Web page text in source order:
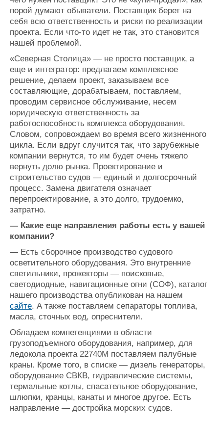
порой думают обыватели. Поставщик берет на
себя всю ответственность и риски по реализации
проекта. Если что-то идет не так, это становится
нашей проблемой.
«Северная Столица» — не просто поставщик, а
еще и интегратор: предлагаем комплексное
решение, делаем проект, заказываем все
составляющие, дорабатываем, поставляем,
проводим сервисное обслуживание, несем
юридическую ответственность за
работоспособность комплекса оборудования.
Словом, сопровождаем во время всего жизненного
цикла. Если вдруг случится так, что зарубежные
компании вернутся, то им будет очень тяжело
вернуть долю рынка. Проектирование и
строительство судов — единый и долгосрочный
процесс. Замена двигателя означает
перепроектирование, а это долго, трудоемко,
затратно.
— Какие еще направления работы есть у вашей
компании?
— Есть сборочное производство судового
осветительного оборудования. Это внутренние
светильники, прожекторы — поисковые,
светодиодные, навигационные огни (СОФ), каталог
нашего производства опубликован на нашем
сайте. А также поставляем сепараторы топлива,
масла, сточных вод, опреснители.
Обладаем компетенциями в области
грузоподъемного оборудования, например, для
ледокола проекта 22740М поставляем палубные
краны. Кроме того, в списке — дизель генераторы,
оборудование СВКВ, гидравлические системы,
термальные котлы, спасательное оборудование,
шлюпки, кранцы, канаты и многое другое. Есть
направление — достройка морских судов.
ПОДПИСАТЬСЯ ОТМЕНА